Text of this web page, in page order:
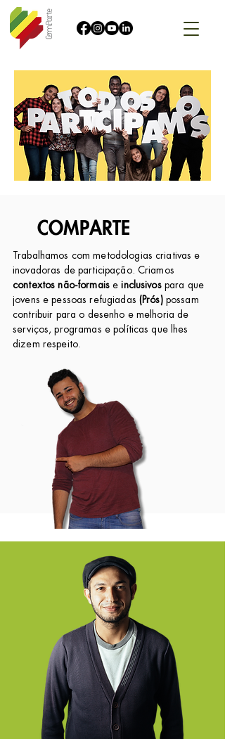
COMPARTE
Trabalhamos com metodologias criativas e
inovadoras de participação. Criamos
contextos não-formaiseinclusivospara que
jovens e pessoas refugiadas (Prós)possam
contribuir para o desenho e melhoria de
serviços, programas e políticas que lhes
dizem respeito.